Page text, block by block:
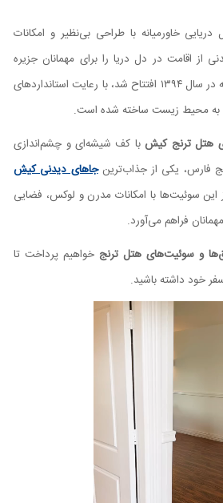
خاورمیانه با طراحی بی‌نظیر و امکانات
از اقامت در دل دریا را برای مهمانان جزیره
کیش رقم می‌زند. این هتل که در سال ۱۳۹۴ افتتاح شد، با رعایت استانداردهای
به محیط زیست ساخته شده است.
هتل ترنج کیش با کف شیشه‌ای و چشم‌اندازی
فارس، یکی از جذاب‌ترین جاهای دیدنی کیش
سوئیت‌ها با امکانات مدرن و لوکس، فضایی
فراهم می‌آورد.
و سوئیت‌های هتل ترنج خواهیم پرداخت تا
سفر خود داشته باشید.